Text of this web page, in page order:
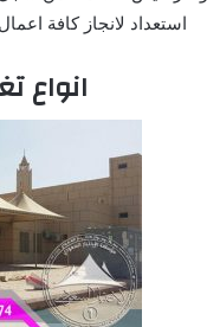
استعداد لانجاز كافة
انواع